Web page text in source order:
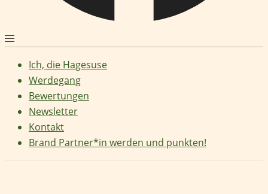
Ich, die Hagesuse
Werdegang
Bewertungen
Newsletter
Kontakt
Brand Partner*in werden und punkten!